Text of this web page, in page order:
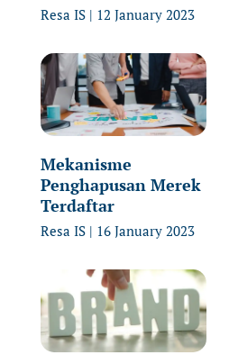
Resa IS 12 January 2023
Mekanisme
Penghapusan Merek
Terdaftar
Resa IS 16 January 2023